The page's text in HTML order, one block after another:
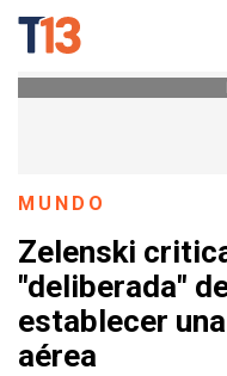
MUNDO
Zelenski
"deliberada"
establecer
aérea